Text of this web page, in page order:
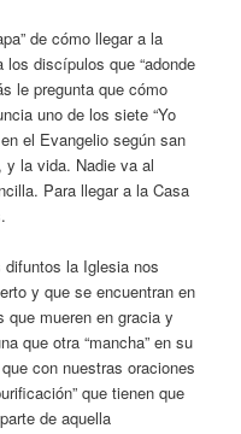
de cómo llegar a la
discípulos que “adonde
le pregunta que cómo
uno de los siete “Yo
el Evangelio según san
la vida. Nadie va al
Para llegar a la Casa
la Iglesia nos
y que se encuentran en
que mueren en gracia y
que otra “mancha” en su
con nuestras oraciones
que tienen que
de aquella